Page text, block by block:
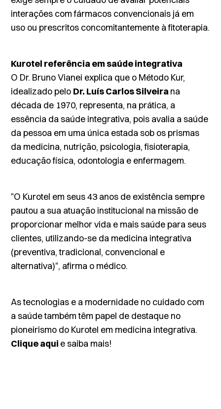
interações com fármacos convencionais já em
uso ou prescritos concomitantemente à fitoterapia.
Kurotel referência em saúde integrativa
O Dr. Bruno Vianei explica que o Método Kur,
idealizado pelo Dr. Luís Carlos Silveirana
década de 1970, representa, na prática, a
essência da saúde integrativa, pois avalia a saúde
da pessoa em uma única estada sob os prismas
da medicina, nutrição, psicologia, fisioterapia,
educação física, odontologia e enfermagem.
"O Kurotel em seus 43 anos de existência sempre
pautou a sua atuação institucional na missão de
proporcionar melhor vida e mais saúde para seus
clientes, utilizando-se da medicina integrativa
(preventiva, tradicional, convencional e
alternativa)", afirma o médico.
As tecnologias e a modernidade no cuidado com
a saúde também têm papel de destaque no
pioneirismo do Kurotel em medicina integrativa.
Clique aqui e saiba mais!